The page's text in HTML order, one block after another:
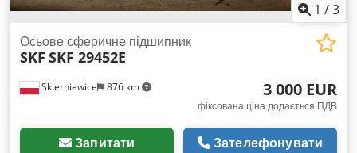
1 /3
Skierniewice 876 km
Осьове сферичне підшипник
SKF SKF 29452E
3 000 EUR
фіксована ціна додається ПДВ
Запитати Зателефонувати